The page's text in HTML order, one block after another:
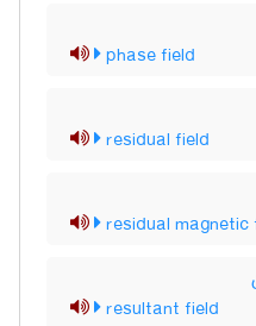
phase field
residual field
residual magnetic
resultant field